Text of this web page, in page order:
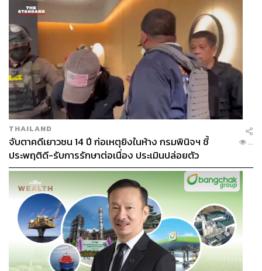
THAILAND
จับตาคดีเยาวชน 14 ปี ก่อเหตุยิงในห้าง กรมพินิจฯ ชี้
ประพฤติดี-รับการรักษาต่อเนื่อง ประเมินปล่อยตัว
...